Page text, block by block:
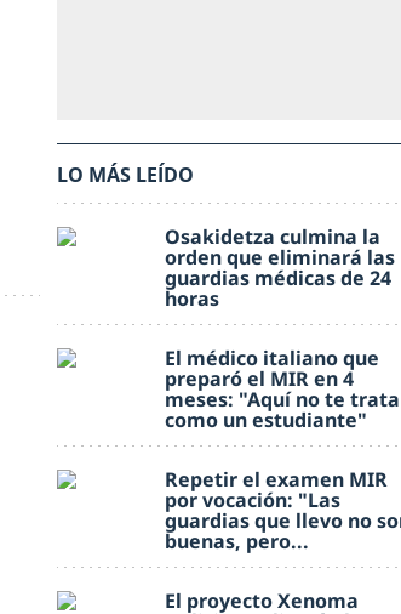
LO MÁS LEÍDO
Osakidetza culmina la
orden que eliminará las
guardias médicas de 24
horas
El médico italiano que
preparó el MIR en 4
meses: "Aquí no te
como un estudiante"
Repetir el examen MIR
por vocación: "Las
guardias que llevo no
buenas, pero...
El proyecto Xenoma